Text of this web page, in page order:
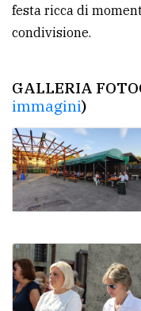
festa ricca di
condivisione.
GALLERIA
immagini)